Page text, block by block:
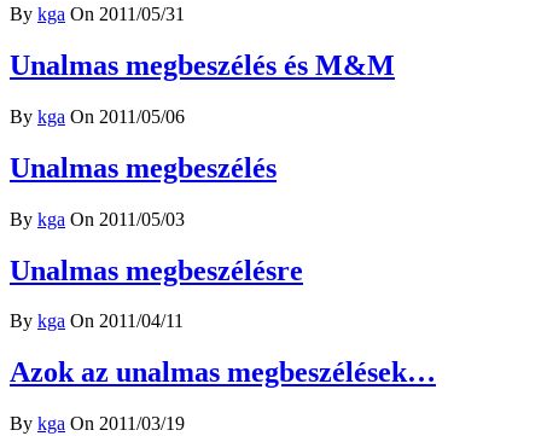
By kga On 2011/05/31
Unalmas megbeszélés és M&M
By kga On 2011/05/06
Unalmas megbeszélés
By kga On 2011/05/03
Unalmas megbeszélésre
By kga On 2011/04/11
Azok az unalmas megbeszélések…
By kga On 2011/03/19